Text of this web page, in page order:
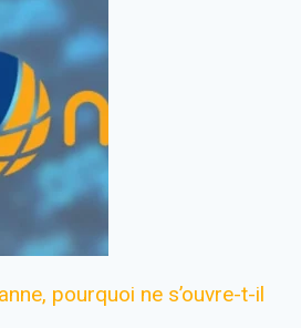
pourquoi ne s’ouvre-t-il